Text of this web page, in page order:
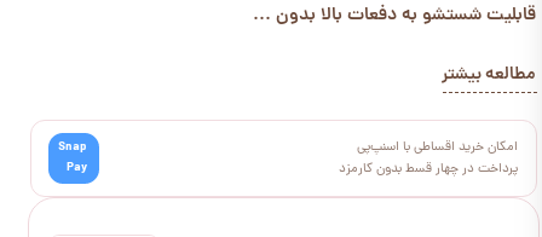
قابلیت شستشو به دفعات بالا بدون ...
مطالعه بیشتر
امکان خرید اقساطی با اسنپ‌پی
پرداخت در چهار قسط بدون کارمزد
Snap
Pay